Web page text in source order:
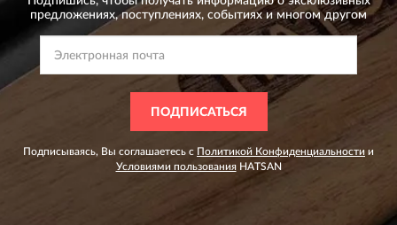
предложениях,поступлениях, событиях и многом другом
ПОДПИСАТЬСЯ
Подписываясь, Вы соглашаетесь с Политикой Конфиденциальности и
Условиями пользованияHATSAN